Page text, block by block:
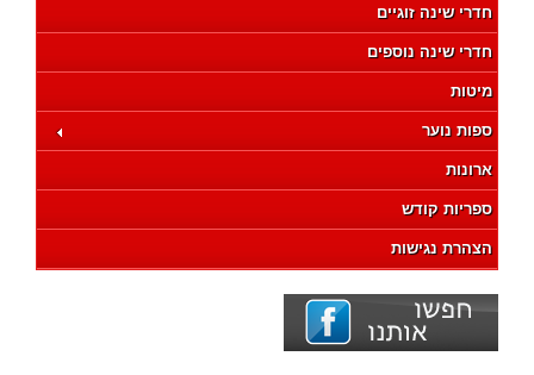
חדרי שינה זוגיים
חדרי שינה נוספים
מיטות
ספות נוער
ארונות
ספריות קודש
הצהרת נגישות